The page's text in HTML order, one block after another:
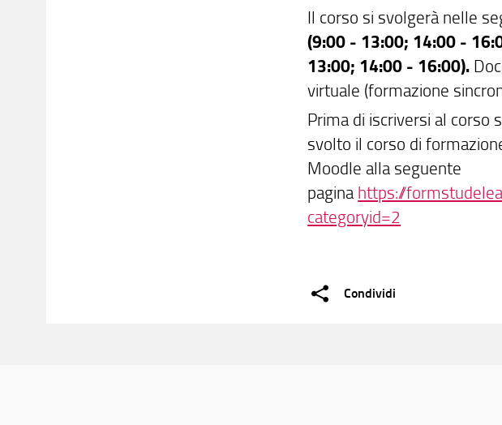
Il corso si svolgerà nelle
(9:00 - 13:00; 14:00 -
13:00; 14:00 - 16:00).
virtuale (formazione
Prima di iscriversi al corso
svolto il corso di
Moodle alla seguente
paginahttps://
categoryid=2
Condividi